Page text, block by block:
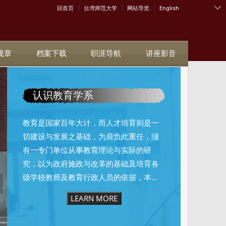
:::
回首页 | 台湾师范大学 | 网站导览 | English
章 档案下载 职涯导航 讲座影音
认识教育学系
教育是国家百年大计，而人才培育则是一
切建设与发展之基础，为肩负此重任，须
有一专门单位从事教育理论与实际的研
究，以为政府施政与改革的基础及培育各
级学校教师及教育行政人员的依据，本...
LEARN MORE